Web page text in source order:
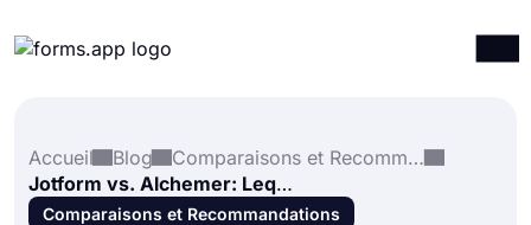
Intégrations
Modèles
Accueil
Blog
Comparaisons et Recommandations
Jotform vs. Alchemer: Lequel est meilleur?
Comparaisons et Recommandations